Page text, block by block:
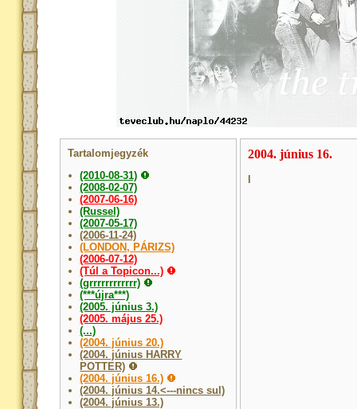
Tartalomjegyzék
(2010-08-31)
(2008-02-07)
(2007-06-16)
(Russel)
(2007-05-17)
(2006-11-24)
(LONDON, PÁRIZS)
(2006-07-12)
(Túl a Topicon...)
(grrrrrrrrrrrr)
(***újra***)
(2005. június 3.)
(2005. május 25.)
(...)
(2004. június 20.)
(2004. június HARRY
POTTER)
(2004. június 16.)
(2004. június 14.<---nincs sul)
(2004. június 13.)
2004. június 16.